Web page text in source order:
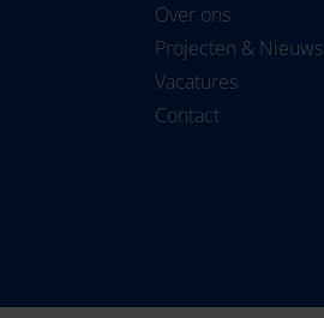
Over ons
Projecten & Nieuws
Vacatures
Contact